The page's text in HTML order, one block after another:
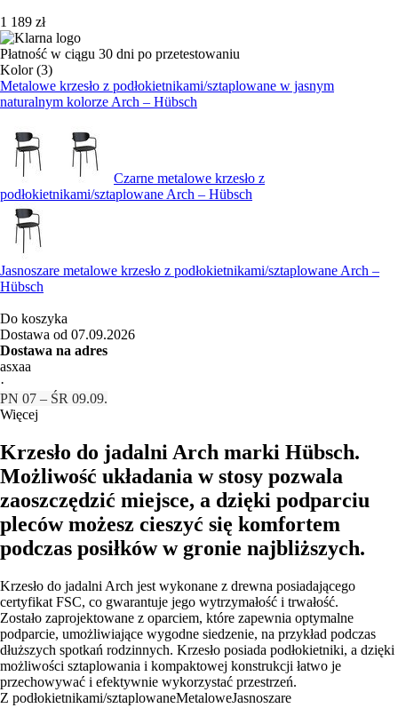
1 189 zł
Płatność w ciągu 30 dni po przetestowaniu
Kolor (3)
Metalowe krzesło z podłokietnikami/sztaplowane w jasnym
naturalnym kolorze Arch – Hübsch
Czarne metalowe krzesło z
podłokietnikami/sztaplowane Arch – Hübsch
Jasnoszare metalowe krzesło z podłokietnikami/sztaplowane Arch –
Hübsch
Do koszyka
Dostawa od 07.09.2026
Dostawa na adres
asxaa
·
PN 07 – ŚR 09.09.
Więcej
Krzesło do jadalni Arch marki Hübsch.
Możliwość układania w stosy pozwala
zaoszczędzić miejsce, a dzięki podparciu
pleców możesz cieszyć się komfortem
podczas posiłków w gronie najbliższych.
Krzesło do jadalni Arch jest wykonane z drewna posiadającego
certyfikat FSC, co gwarantuje jego wytrzymałość i trwałość.
Zostało zaprojektowane z oparciem, które zapewnia optymalne
podparcie, umożliwiające wygodne siedzenie, na przykład podczas
dłuższych spotkań rodzinnych. Krzesło posiada podłokietniki, a dzięki
możliwości sztaplowania i kompaktowej konstrukcji łatwo je
przechowywać i efektywnie wykorzystać przestrzeń.
Z podłokietnikami/sztaplowaneMetaloweJasnoszare